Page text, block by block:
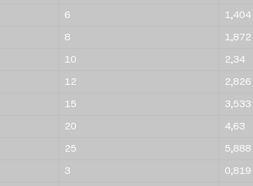
6
1,404
8
1,872
10
2,34
12
2,826
15
3,533
20
4,63
25
5,888
3
0,819